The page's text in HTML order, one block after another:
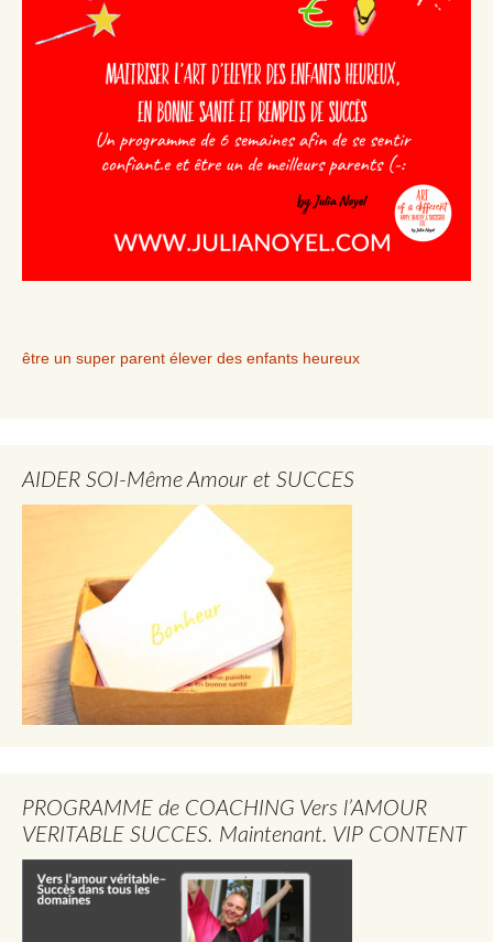
être un super parent élever des enfants heureux
AIDER SOI-Même Amour et SUCCES
PROGRAMME de COACHING Vers l’AMOUR
VERITABLE SUCCES. Maintenant. VIP CONTENT